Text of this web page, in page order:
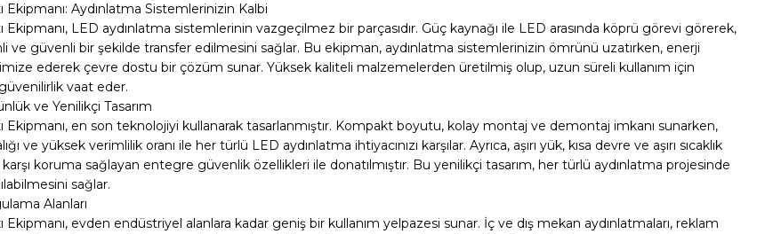
Ekipmanı: Aydınlatma Sistemlerinizin Kalbi
Ekipmanı, LED aydınlatma sistemlerinin vazgeçilmez bir parçasıdır. Güç kaynağı ile LED arasında köprü görevi görerek,
ve güvenli bir şekilde transfer edilmesini sağlar. Bu ekipman, aydınlatma sistemlerinizin ömrünü uzatırken, enerji
ederek çevre dostu bir çözüm sunar. Yüksek kaliteli malzemelerden üretilmiş olup, uzun süreli kullanım için
güvenilirlik vaat eder.
ve Yenilikçi Tasarım
Ekipmanı, en son teknolojiyi kullanarak tasarlanmıştır. Kompakt boyutu, kolay montaj ve demontaj imkanı sunarken,
ve yüksek verimlilik oranı ile her türlü LED aydınlatma ihtiyacınızı karşılar. Ayrıca, aşırı yük, kısa devre ve aşırı sıcaklık
koruma sağlayan entegre güvenlik özellikleri ile donatılmıştır. Bu yenilikçi tasarım, her türlü aydınlatma projesinde
sağlar.
Alanları
Ekipmanı, evden endüstriyel alanlara kadar geniş bir kullanım yelpazesi sunar. İç ve dış mekan aydınlatmaları, reklam